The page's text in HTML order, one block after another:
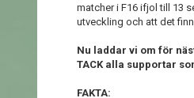
matcher i F16 ifjol till 13
utveckling och att det
Nu laddar vi om för
TACK alla supportar
FAKTA: